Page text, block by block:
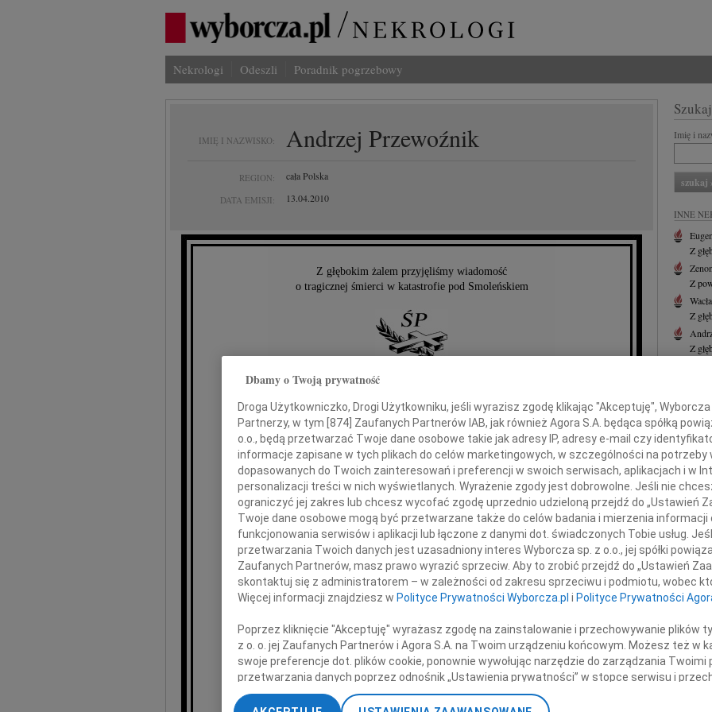
Nekrologi Odeszli Poradnik pogrzebowy
IMIĘ I NAZWISKO: Andrzej Przewoźnik
REGION: cała Polska
DATA EMISJI: 13.04.2010
Z głębokim żalem przyjęliśmy wiadomość
o tragicznej śmierci w katastrofie pod Smoleńskiem
Andrzeja Przewoźnika
Sekretarza Rady Ochrony Pamięci Walk i Męczeństwa
wielkiego naszego Przyjaciela, któremu zawdzięczamy
budowę polskich Cmentarzy Wojennych
w Katyniu, Charkowie i Miednoje
oraz wytrwałe dążenie do wyjaśnienia całej prawdy o zbrodni katyńskiej.
Panie Ministrze, bardzo Panu dziękujemy.
Żonie i Córkom
W imieniu społeczności Rodzin Katyńskich
Rada i Zarząd
Imię i
INNE
Z
Z
Z
Z
Asia
Dbamy o Twoją prywatność
Droga Użytkowniczko, Drogi Użytkowniku, jeśli wyrazisz zgodę klikając "Akceptuję",
Partnerzy, w tym [ 874 ] Zaufanych Partnerów IAB, jak również Agora S.A. będąca spółką
o.o., będą przetwarzać Twoje dane osobowe takie jak adresy IP, adresy e-mail czy
informacje zapisane w tych plikach do celów marketingowych, w szczególności na potrzeby
dopasowanych do Twoich zainteresowań i preferencji w swoich serwisach, aplikacjach i w
personalizacji treści w nich wyświetlanych. Wyrażenie zgody jest dobrowolne. Jeśli nie
ograniczyć jej zakres lub chcesz wycofać zgodę uprzednio udzieloną przejdź do „Ustawień
Twoje dane osobowe mogą być przetwarzane także do celów badania i mierzenia
funkcjonowania serwisów i aplikacji lub łączone z danymi dot. świadczonych Tobie usług.
przetwarzania Twoich danych jest uzasadniony interes Wyborcza sp. z o.o., jej spółki
Zaufanych Partnerów, masz prawo wyrazić sprzeciw. Aby to zrobić przejdź do „Ustawień
skontaktuj się z administratorem – w zależności od zakresu sprzeciwu i podmiotu, wobec
Więcej informacji znajdziesz w Polityce Prywatności Wyborcza.pl i Polityce Prywatności
Poprzez kliknięcie "Akceptuję" wyrażasz zgodę na zainstalowanie i przechowywanie plików
z o. o. jej Zaufanych Partnerów i Agora S.A. na Twoim urządzeniu końcowym. Możesz też w
swoje preferencje dot. plików cookie, ponownie wywołując narzędzie do zarządzania Twoimi
przetwarzania danych poprzez odnośnik „Ustawienia prywatności” w stopce serwisu i
„Ustawienia zaawansowane”. Zmiana ustawień plików cookie możliwa jest także za pomocą